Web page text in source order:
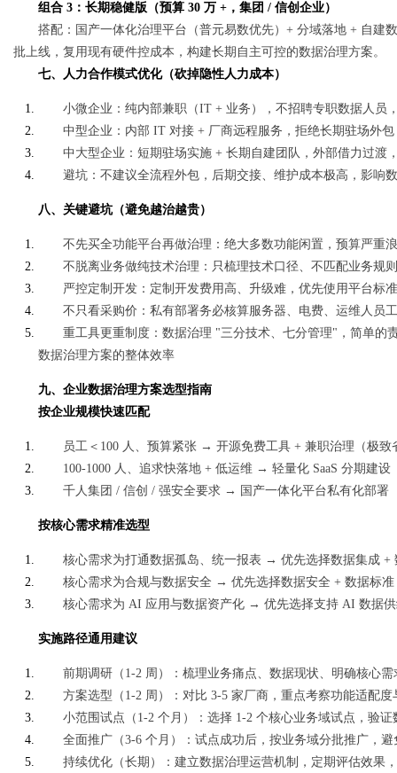
组合 3：长期稳健版（预算 30 万 +，集团 / 信创企业）
搭配：国产一体化治理平台（普元易数优先）+ 分域落地 + 自建
批上线，复用现有硬件控成本，构建长期自主可控的数据治理方案。
七、人力合作模式优化（砍掉隐性人力成本）
小微企业：纯内部兼职（IT + 业务），不招聘专职数据人员
中型企业：内部 IT 对接 + 厂商远程服务，拒绝长期驻场外
中大型企业：短期驻场实施 + 长期自建团队，外部借力过渡
避坑：不建议全流程外包，后期交接、维护成本极高，影响
八、关键避坑（避免越治越贵）
不先买全功能平台再做治理：绝大多数功能闲置，预算严重
不脱离业务做纯技术治理：只梳理技术口径、不匹配业务规
严控定制开发：定制开发费用高、升级难，优先使用平台标
不只看采购价：私有部署务必核算服务器、电费、运维人员
重工具更重制度：数据治理 "三分技术、七分管理"，简单的
数据治理方案的整体效率
九、企业数据治理方案选型指南
按企业规模快速匹配
员工＜100 人、预算紧张 → 开源免费工具 + 兼职治理（极致
100-1000 人、追求快落地 + 低运维 → 轻量化 SaaS 分期建
千人集团 / 信创 / 强安全要求 → 国产一体化平台私有化部署
按核心需求精准选型
核心需求为打通数据孤岛、统一报表 → 优先选择数据集成 +
核心需求为合规与数据安全 → 优先选择数据安全 + 数据标
核心需求为 AI 应用与数据资产化 → 优先选择支持 AI 数据
实施路径通用建议
前期调研（1-2 周）：梳理业务痛点、数据现状、明确核心需
方案选型（1-2 周）：对比 3-5 家厂商，重点考察功能适配度
小范围试点（1-2 个月）：选择 1-2 个核心业务域试点，验
全面推广（3-6 个月）：试点成功后，按业务域分批推广，
持续优化（长期）：建立数据治理运营机制，定期评估效果